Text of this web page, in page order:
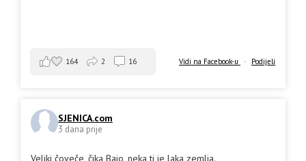
Vidi na Facebook-u · Podijeli
164 2 16
SJENICA.com
3 dana prije
Veliki čoveče, čika Bajo, neka ti je laka zemlja.